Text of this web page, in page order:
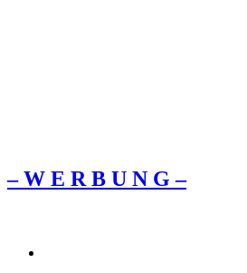
– W Ε R Β U Ν G –